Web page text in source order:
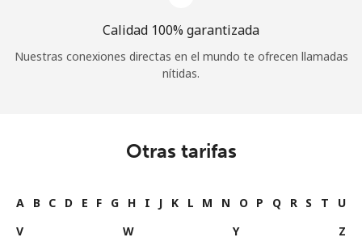
Calidad 100% garantizada
Nuestras conexiones directas en el mundo te ofrecen llamadas
nítidas.
Otras tarifas
A B C D E F G H I J K L M N O P Q R S T
U
V
W Y Z